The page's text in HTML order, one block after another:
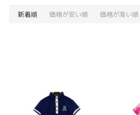
新着順 価格が安い順 価格が高い順